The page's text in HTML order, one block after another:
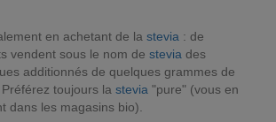
en achetant de la stevia : de
vendent sous le nom de stevia des
additionnés de quelques grammes de
toujours la stevia "pure" (vous en
dans les magasins bio).